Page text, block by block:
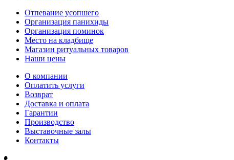
Отпевание усопшего
Организация панихиды
Организация поминок
Место на кладбище
Магазин ритуальных товаров
Наши цены
О компании
Оплатить услуги
Возврат
Доставка и оплата
Гарантии
Производство
Выставочные залы
Контакты